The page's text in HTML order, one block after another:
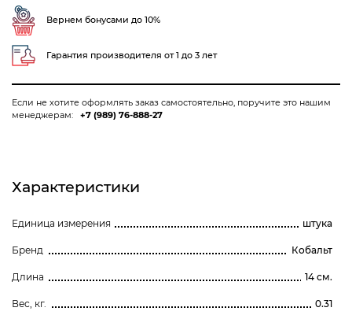
V,
ручка
Вернем бонусами до 10%
Гарантия производителя от 1 до 3 лет
Если не хотите оформлять заказ самостоятельно, поручите это нашим
менеджерам:
+7 (989) 76-888-27
Характеристики
Единица измерения штука
Бренд Кобальт
Длина 14 см.
Вес, кг. 0.31